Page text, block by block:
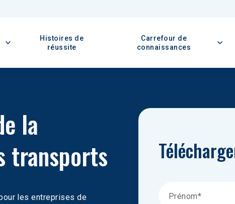
Histoires de
réussite
Carrefour de
connaissances
la
transports
les entreprises de